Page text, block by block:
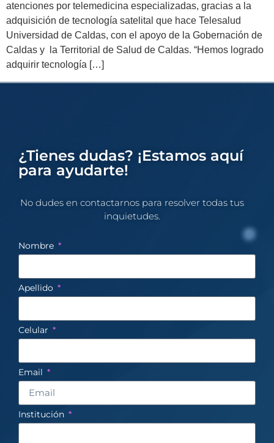
atenciones por telemedicina especializadas, gracias a la
adquisición de tecnología satelital que hace Telesalud
Universidad de Caldas, con el apoyo de la Gobernación de
Caldas y la Territorial de Salud de Caldas. “Hemos logrado
adquirir tecnología […]
¿Tienes dudas? ¡Estamos aquí
para ayudarte!
No dudes en contactarnos para resolver todas tus
inquietudes.​
Nombre
Apellido
Celular
Email
Institución